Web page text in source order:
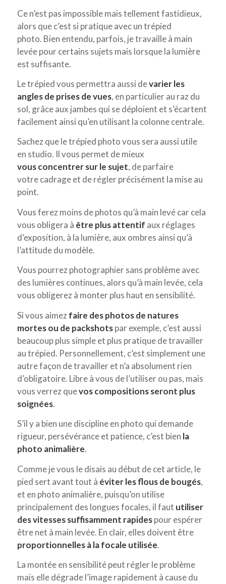
Ce n’est pas impossible mais tellement fastidieux,
alors que c’est si pratique avec un trépied
photo. Bien entendu, parfois, je travaille à main
levée pour certains sujets mais lorsque la lumière
est suffisante.
Le trépied vous permettra aussi devarier les
angles de prises de vues, en particulier au raz du
sol, grâce aux jambes qui se déploient et s’écartent
facilement ainsi qu’en utilisant la colonne centrale.
Sachez que le trépied photo vous sera aussi utile
en studio. Il vous permet de mieux
vous concentrer sur le sujet, de parfaire
votre cadrage et de régler précisément la mise au
point.
Vous ferez moins de photos qu’à main levé car cela
vous obligera à être plus attentif aux réglages
d’exposition, à la lumière, aux ombres ainsi qu’à
l’attitude du modèle.
Vous pourrez photographier sans problème avec
des lumières continues, alors qu’à main levée, cela
vous obligerez à monter plus haut en sensibilité.
Si vous aimezfaire des photos de natures
mortes ou de packshotspar exemple, c’est aussi
beaucoup plus simple et plus pratique de travailler
au trépied. Personnellement, c’est simplement une
autre façon de travailler et n’a absolument rien
d’obligatoire. Libre à vous de l’utiliser ou pas, mais
vous verrez quevos compositions seront plus
soignées.
S’il y a bien une discipline en photo qui demande
rigueur, persévérance et patience, c’est bien la
photo animalière.
Comme je vous le disais au début de cet article, le
pied sert avant tout à éviter les flous de bougés,
et en photo animalière, puisqu’on utilise
principalement des longues focales, il faut utiliser
des vitesses suffisamment rapidespour espérer
être net à main levée. En clair, elles doivent être
proportionnelles à la focale utilisée.
La montée en sensibilité peut régler le problème
mais elle dégrade l’image rapidement à cause du